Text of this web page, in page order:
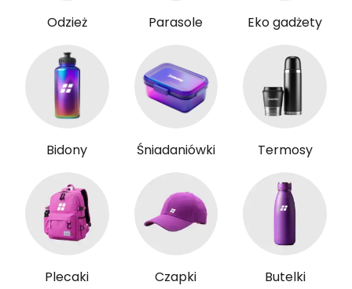
Odzież Parasole Eko gadżety
Bidony Śniadaniówki Termosy
Plecaki Czapki Butelki